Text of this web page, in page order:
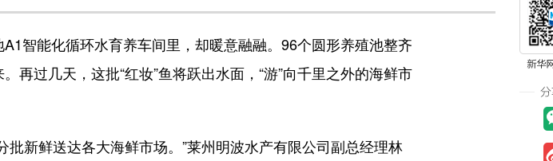
能化循环水育养车间里，却暖意融融。96个圆形养殖池整齐
过几天，这批“红妆”鱼将跃出水面，“游”向千里之外的海鲜市
新鲜送达各大海鲜市场。”莱州明波水产有限公司副总经理林